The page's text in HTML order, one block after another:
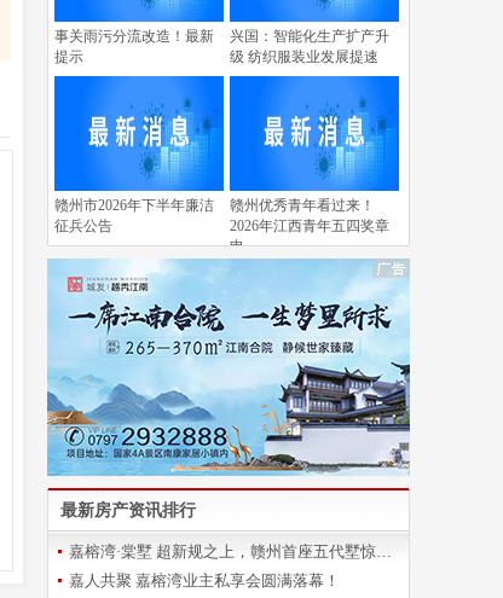
事关雨污分流改造！最新
提示
兴国：智能化生产扩产升
级 纺织服装业发展提速
赣州市2026年下半年廉洁
征兵公告
赣州优秀青年看过来！
2026年江西青年五四奖章
申
最新房产资讯排行
嘉榕湾·棠墅 超新规之上，赣州首座五代墅惊艳登场
嘉人共聚 嘉榕湾业主私享会圆满落幕！